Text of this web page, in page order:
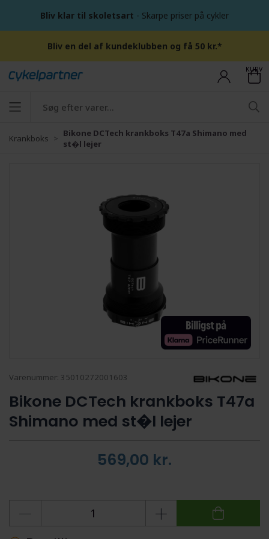
Bliv klar til skoletsart - Skarpe priser på cykler
Bliv en del af kundeklubben og få 50 kr.*
KURV
Krankboks
Bikone DCTech krankboks T47a Shimano med
st�l lejer
Varenummer: 35010272001603
Bikone DCTech krankboks T47a
Shimano med st�l lejer
569,00 kr.